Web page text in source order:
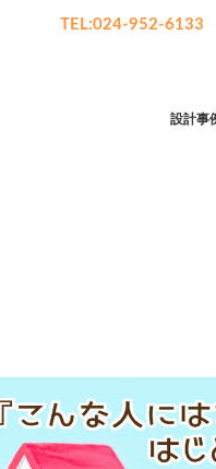
TEL:024-952-6133
設計事